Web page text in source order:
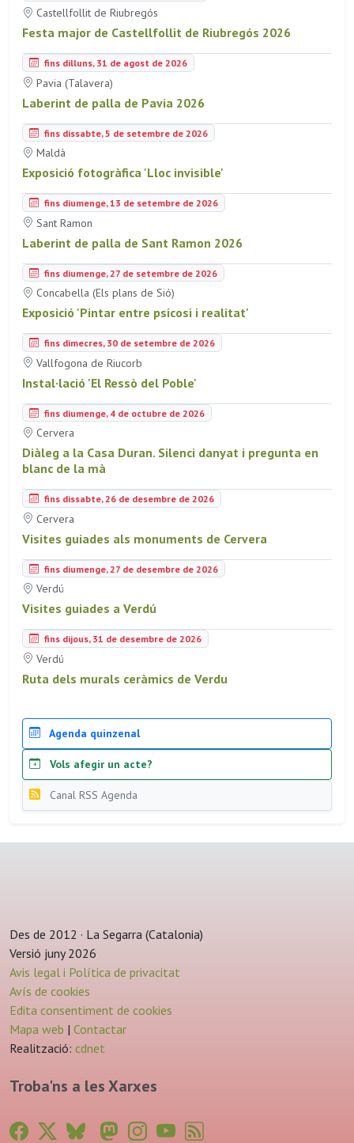
Castellfollit de Riubregós
Festa major de Castellfollit de Riubregós 2026
fins dilluns, 31 de agost de 2026
Pavia (Talavera)
Laberint de palla de Pavia 2026
fins dissabte, 5 de setembre de 2026
Maldà
Exposició fotogràfica 'Lloc invisible'
fins diumenge, 13 de setembre de 2026
Sant Ramon
Laberint de palla de Sant Ramon 2026
fins diumenge, 27 de setembre de 2026
Concabella (Els plans de Sió)
Exposició 'Pintar entre psicosi i realitat'
fins dimecres, 30 de setembre de 2026
Vallfogona de Riucorb
Instal·lació 'El Ressò del Poble'
fins diumenge, 4 de octubre de 2026
Cervera
Diàleg a la Casa Duran. Silenci danyat i pregunta en
blanc de la mà
fins dissabte, 26 de desembre de 2026
Cervera
Visites guiades als monuments de Cervera
fins diumenge, 27 de desembre de 2026
Verdú
Visites guiades a Verdú
fins dijous, 31 de desembre de 2026
Verdú
Ruta dels murals ceràmics de Verdu
Agenda quinzenal
Vols afegir un acte?
Canal RSS Agenda
Des de 2012 · La Segarra (Catalonia)
Versió juny 2026
Avis legal i Política de privacitat
Avís de cookies
Edita consentiment de cookies
Mapa web | Contactar
Realització: cdnet
Troba'ns a les Xarxes